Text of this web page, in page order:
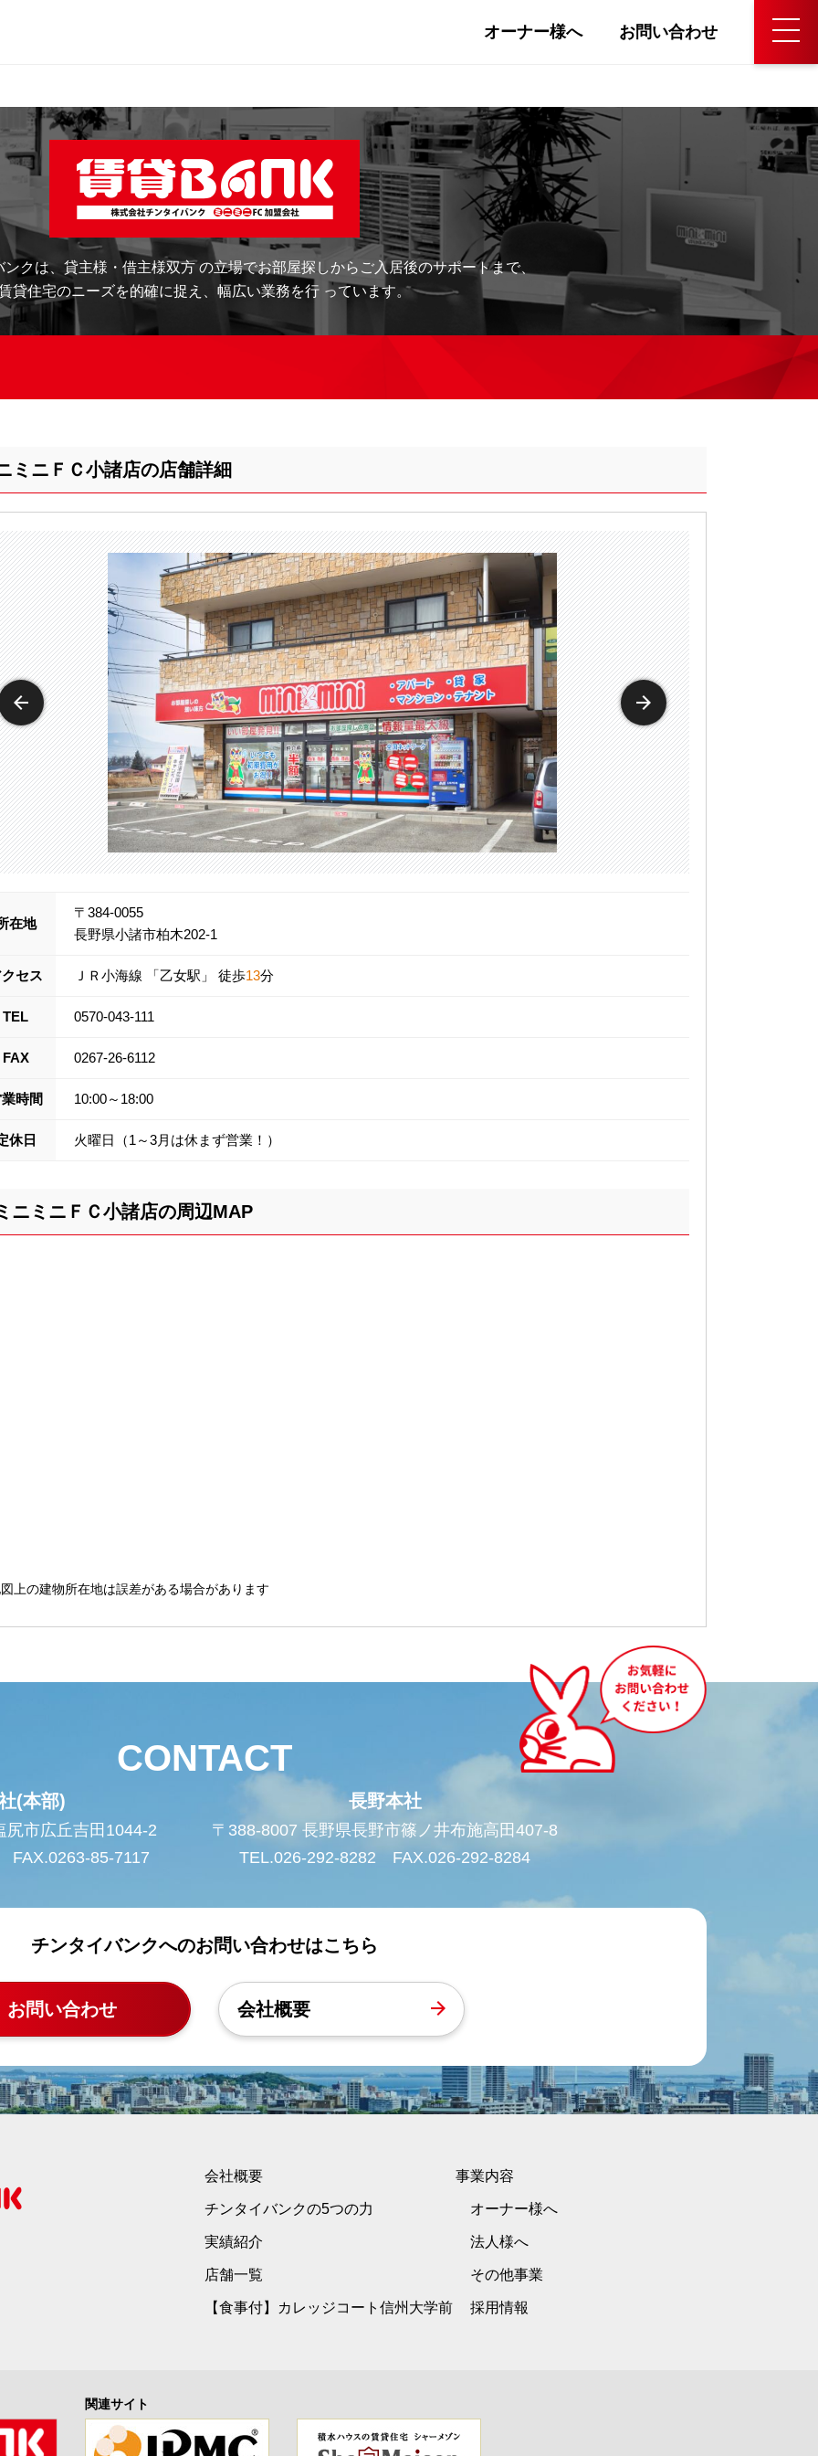
オーナー様へ お問い合わせ
クは、 貸主様・借主様双方 の立場でお部屋探しから ご入居後のサポートまで、
貸住宅のニーズを的確に捉え、 幅広い業務を行 っています。
ミニＦＣ小諸店の店舗詳細
在地
〒384-0055
長野県小諸市柏木202-1
セス ＪＲ小海線 「乙女駅」 徒歩13分
TEL 0570-043-111
FAX 0267-26-6112
時間 10:00～18:00
休日 火曜日（1～3月は休まず営業！）
ニミニＦＣ小諸店の周辺MAP
上の建物所在地は誤差がある場合があります
CONTACT
(本部)
尻市広丘吉田1044-2
85-7117
長野本社
〒388-8007 長野県長野市篠ノ井布施高田407-8
TEL.026-292-8282 FAX.026-292-8284
チンタイバンクへのお問い合わせはこちら
お問い合わせ 会社概要
会社概要 事業内容
オーナー様へ
法人様へ
その他事業
採用情報
チンタイバンクの5つの力
実績紹介
店舗一覧
【食事付】カレッジコート信州大学前
関連サイト